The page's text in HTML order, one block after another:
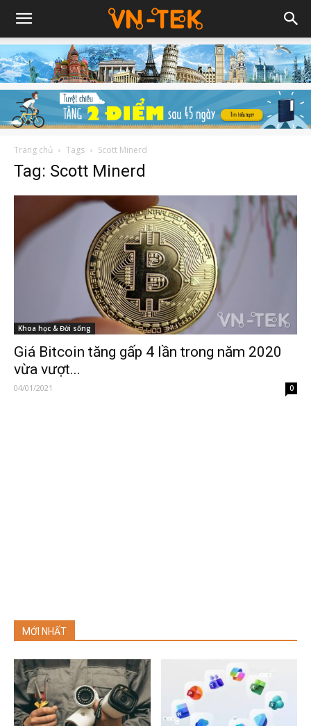
Trang chủ Tags Scott Minerd
Tag: Scott Minerd
Khoa học & Đời sống
Giá Bitcoin tăng gấp 4 lần trong năm 2020
vừa vượt...
04/01/2021 0
MỚI NHẤT